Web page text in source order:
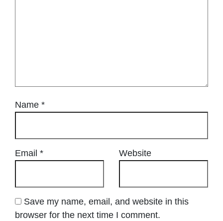
Name *
Email * Website
Save my name, email, and website in this
browser for the next time I comment.